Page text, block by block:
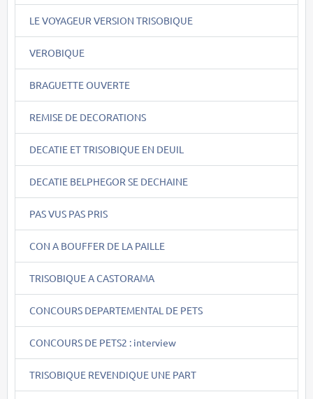
LE VOYAGEUR VERSION TRISOBIQUE
VEROBIQUE
BRAGUETTE OUVERTE
REMISE DE DECORATIONS
DECATIE ET TRISOBIQUE EN DEUIL
DECATIE BELPHEGOR SE DECHAINE
PAS VUS PAS PRIS
CON A BOUFFER DE LA PAILLE
TRISOBIQUE A CASTORAMA
CONCOURS DEPARTEMENTAL DE PETS
CONCOURS DE PETS2 : interview
TRISOBIQUE REVENDIQUE UNE PART